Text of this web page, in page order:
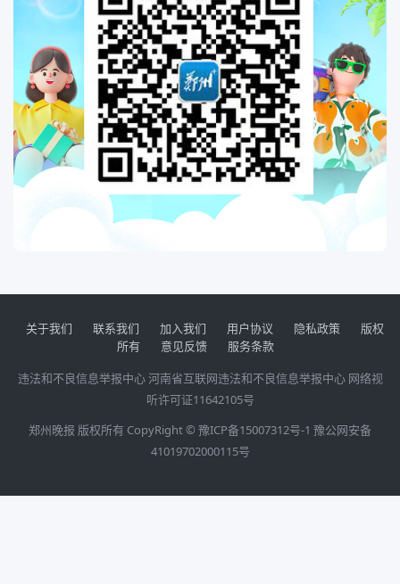
关于我们 联系我们 加入我们 用户协议 隐私政策
版权
所有
意见反馈
服务条款
违法和不良信息举报中心河南省互联网违法和不良信息举报中心 网络视
听许可证11642105号
郑州晚报 版权所有 CopyRight © 豫ICP备15007312号-1 豫公网安备
41019702000115号